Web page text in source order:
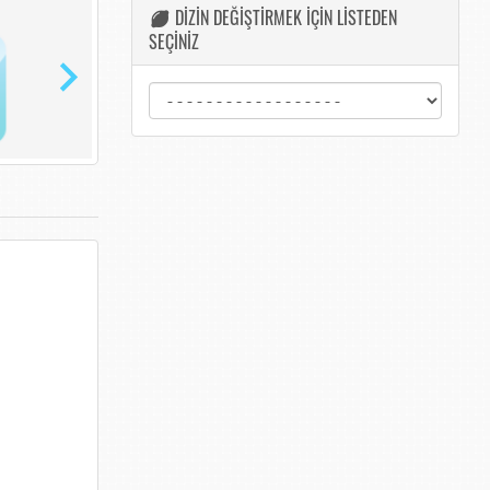
DİZİN DEĞİŞTİRMEK İÇİN LİSTEDEN
SEÇİNİZ